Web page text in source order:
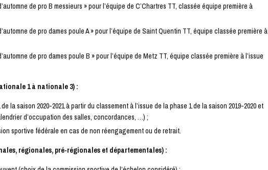
de pro B messieurs » pour l’équipe de C’Chartres TT, classée équipe première à
de pro dames poule A » pour l’équipe de Saint Quentin TT, équipe classée première à
de pro dames poule B » pour l’équipe de Metz TT, équipe classée première à l’issue
1 à nationale 3) :
la saison 2020-2021 à partir du classement à l’issue de la phase 1 de la saison 2019-2020 et
d’occupation des salles, concordances, …) ;
sportive fédérale en cas de non réengagement ou de retrait.
régionales, pré-régionales et départementales) :